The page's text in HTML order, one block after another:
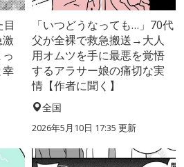
幸
「いつどうなっても…」70代
父が全裸で救急搬送→大人
用オムツを手に最悪を覚悟
するアラサー娘の痛切な実
情【作者に聞く】
全国
2026年5月10日 17:35 更新